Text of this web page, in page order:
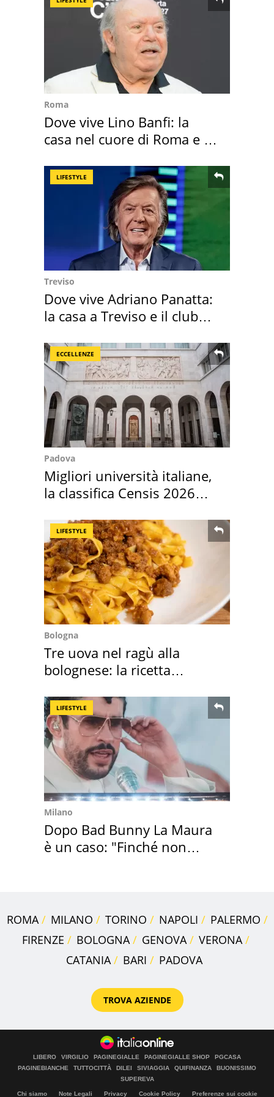
Roma
Dove vive Lino Banfi: la
casa nel cuore di Roma e i
LIFESTYLE
Treviso
Dove vive Adriano Panatta:
la casa a Treviso e il club
ECCELLENZE
Padova
Migliori università italiane,
la classifica Censis 2026
LIFESTYLE
Bologna
Tre uova nel ragù alla
bolognese: la ricetta
LIFESTYLE
Milano
Dopo Bad Bunny La Maura
è un caso: "Finché non
ROMA MILANO TORINO NAPOLI
PALERMO
FIRENZE
BOLOGNA GENOVA
VERONA
CATANIA
BARI PADOVA
TROVA AZIENDE
LIBERO VIRGILIO PAGINEGIALLE PAGINEGIALLE SHOP
PGCASA
PAGINEBIANCHE
TUTTOCITTÀ DILEI SIVIAGGIA QUIFINANZA
BUONISSIMO
SUPEREVA
Chi siamo Note Legali Privacy Cookie Policy
Preferenze sui cookie